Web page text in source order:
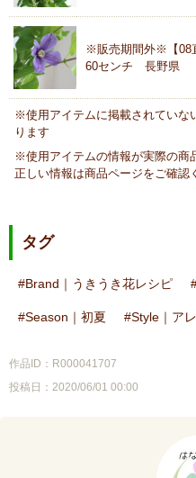
※販売期間外※【08
60センチ 長野県
※使用アイテムに掲載されていな
ります
※使用アイテムの情報が実際の商
正しい情報は商品ページをご確認
タグ
Brand｜うきうき花レシピ
Season｜初夏 Style｜ア
作品ID：R000041707
投稿日：2020/06/01 00:00